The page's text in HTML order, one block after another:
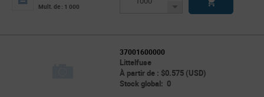
Mult. de : 1 000
Decrease
37001600000
Littelfuse
À partir de : $0.575 (USD)
Stock global: 0